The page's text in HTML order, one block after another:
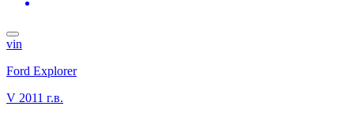
vin
Ford Explorer
V 2011 г.в.